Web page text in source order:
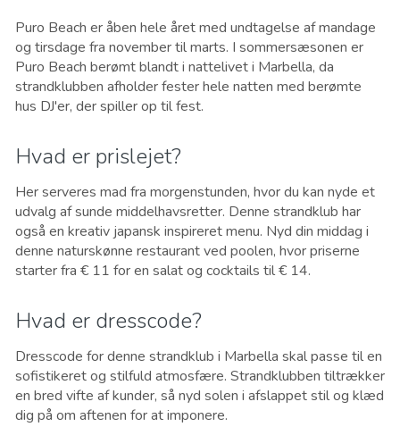
Puro Beach er åben hele året med undtagelse af mandage
og tirsdage fra november til marts. I sommersæsonen er
Puro Beach berømt blandt i nattelivet i Marbella, da
strandklubben afholder fester hele natten med berømte
hus DJ'er, der spiller op til fest.
Hvad er prislejet?
Her serveres mad fra morgenstunden, hvor du kan nyde et
udvalg af sunde middelhavsretter. Denne strandklub har
også en kreativ japansk inspireret menu. Nyd din middag i
denne naturskønne restaurant ved poolen, hvor priserne
starter fra € 11 for en salat og cocktails til € 14.
Hvad er dresscode?
Dresscode for denne strandklub i Marbella skal passe til en
sofistikeret og stilfuld atmosfære. Strandklubben tiltrækker
en bred vifte af kunder, så nyd solen i afslappet stil og klæd
dig på om aftenen for at imponere.